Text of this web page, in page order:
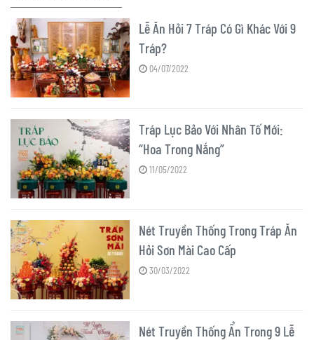
Lễ Ăn Hỏi 7 Tráp Có Gì Khác Với 9
Tráp?
04/07/2022
Tráp Lục Bảo Với Nhân Tố Mới:
“Hoa Trong Nắng”
11/05/2022
Nét Truyền Thống Trong Tráp Ăn
Hỏi Sơn Mài Cao Cấp
30/03/2022
Nét Truyền Thống Ẩn Trong 9 Lễ